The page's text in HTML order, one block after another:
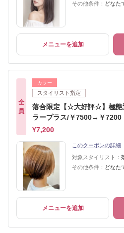
その他条件： どなた
メニューを追加
全
員
カラー
スタイリスト指定
落合限定【☆大好評☆】極艶
ラープラス/￥7500→￥7200
¥7,200
このクーポンの詳細
対象スタイリスト：
その他条件： どなた
メニューを追加